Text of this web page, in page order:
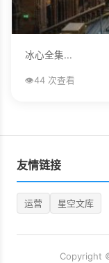
冰心全集...
👁️44 次查看
友情链接
运营 星空文库
Copyright